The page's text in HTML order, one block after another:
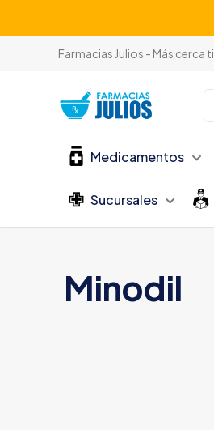
Farmacias Julios - Más cerca ti
Medicamentos
Sucursales
Minodil